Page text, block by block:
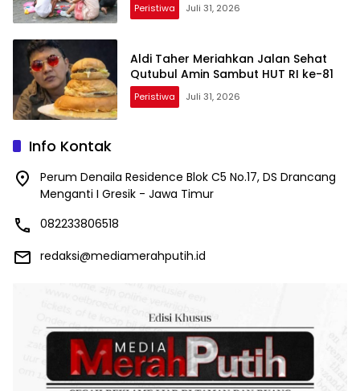
Peristiwa Juli 31, 2026
Aldi Taher Meriahkan Jalan Sehat
Qutubul Amin Sambut HUT RI ke-81
Peristiwa Juli 31, 2026
Info Kontak
Perum Denaila Residence Blok C5 No.17, DS Drancang
Menganti I Gresik - Jawa Timur
082233806518
redaksi@mediamerahputih.id